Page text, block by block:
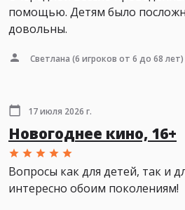
помощью. Детям было
довольны.
Светлана (6 игроков от 6 до 68 лет)
17 июля 2026 г.
Новогоднее кино, 16+
Вопросы как для детей, так и
интересно обоим поколениям!